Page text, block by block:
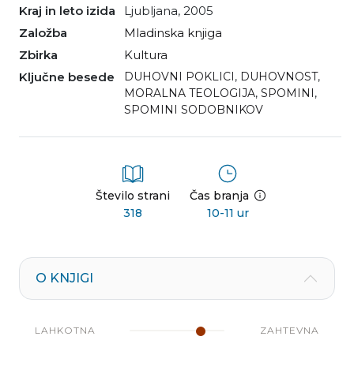
Kraj in leto izida
Ljubljana, 2005
Založba
Mladinska knjiga
Zbirka
Kultura
Ključne besede
DUHOVNI POKLICI , DUHOVNOST,
MORALNA TEOLOGIJA, SPOMINI ,
SPOMINI SODOBNIKOV
Število strani
318
Čas branja
10-11 ur
O KNJIGI
LAHKOTNA ZAHTEVNA